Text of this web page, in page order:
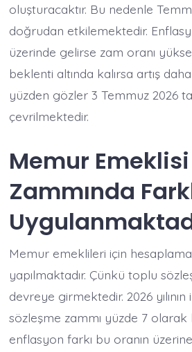
oluşturacaktır. Bu nedenle
doğrudan etkilemektedir.
üzerinde gelirse zam oranı
beklenti altında kalırsa artış daha
yüzden gözler 3 Temmuz 2026
çevrilmektedir.
Memur Emeklisi
Zammında
Memur emeklileri için
yapılmaktadır. Çünkü toplu
devreye girmektedir. 2026 yılının
sözleşme zammı yüzde 7 olarak
enflasyon farkı bu oranın